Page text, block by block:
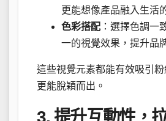
更能想像產品融入生活
色彩搭配 ：選擇色調一
一的視覺效果，提升品
這些視覺元素都能有效吸引
更能脫穎而出。
3. 提升互動性，